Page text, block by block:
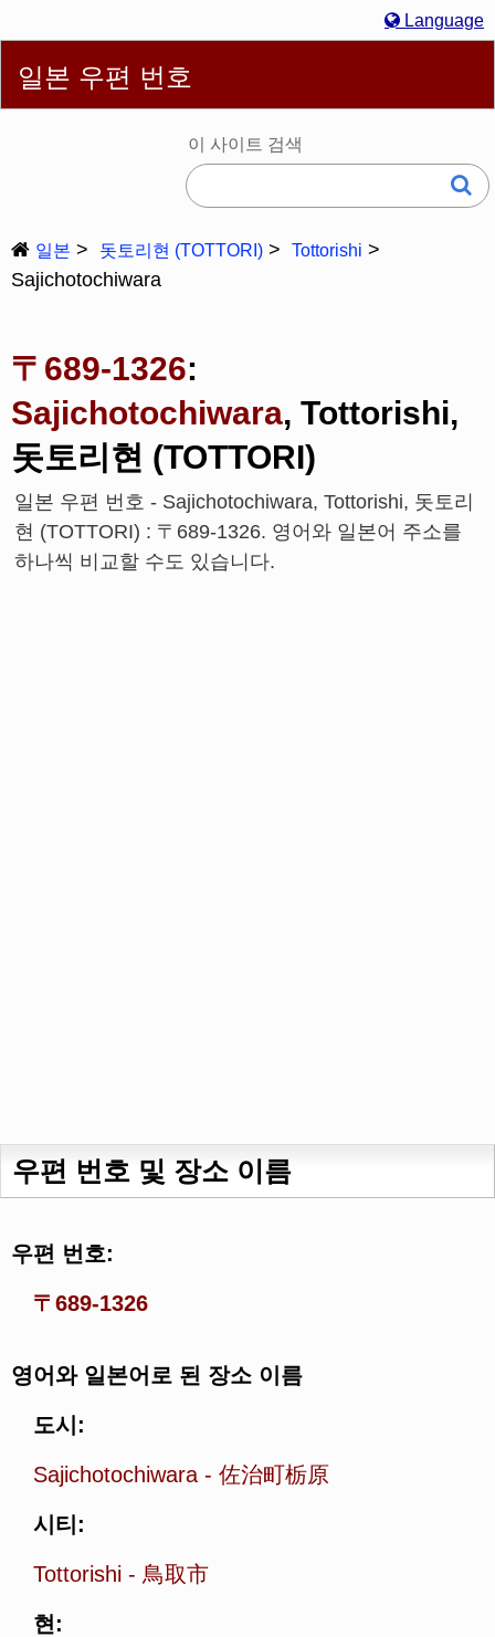
Language
Deutsch
Français
日本語
일본 우편 번호
이 사이트 검색
일본 돗토리현 (TOTTORI) Tottorishi
Sajichotochiwara
〒689-1326:
Sajichotochiwara, Tottorishi,
돗토리현 (TOTTORI)
일본 우편 번호 - Sajichotochiwara, Tottorishi, 돗토리
현 (TOTTORI) : 〒689-1326. 영어와 일본어 주소를
하나씩 비교할 수도 있습니다.
우편 번호 및 장소 이름
우편 번호:
〒689-1326
영어와 일본어로 된 장소 이름
도시:
Sajichotochiwara - 佐治町栃原
시티:
Tottorishi - 鳥取市
현: